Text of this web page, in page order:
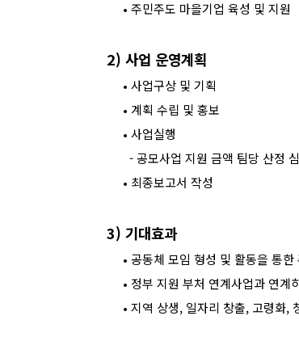
• 주민주도 마을기업 육성 및 지원
2) 사업 운영계획
• 사업구상 및 기획
• 계획 수립 및 홍보
• 사업실행
-공모사업 지원 금액 팀당 산정
• 최종보고서 작성
3) 기대효과
• 공동체 모임 형성 및 활동을 통한
• 정부 지원 부처 연계사업과 연계
• 지역 상생, 일자리 창출, 고령화,